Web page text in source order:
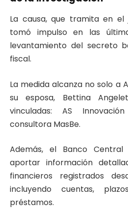
La causa, que tramita en el
tomó impulso en las
levantamiento del secreto
fiscal.
La medida alcanza no solo a
su esposa, Bettina
vinculadas: AS
consultora MasBe.
Además, el Banco
aportar información
financieros registrados
incluyendo cuentas,
préstamos.